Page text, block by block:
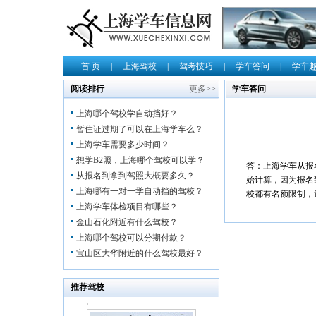
首 页|上海驾校|驾考技巧|学车答问|学车
阅读排行 更多>>
上海哪个驾校学自动挡好？
暂住证过期了可以在上海学车么？
上海学车需要多少时间？
想学B2照，上海哪个驾校可以学？
从报名到拿到驾照大概要多久？
上海哪有一对一学自动挡的驾校？
上海学车体检项目有哪些？
金山石化附近有什么驾校？
上海哪个驾校可以分期付款？
宝山区大华附近的什么驾校最好？
推荐驾校
学车答问
答：上海学车从
始计算，因为报
校都有名额限制